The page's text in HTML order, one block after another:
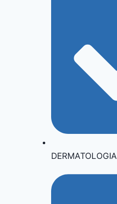
DERMATOLOGIA